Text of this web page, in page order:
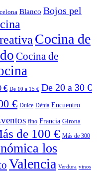
Blanco Bojos pel
Cocina de
Cocina de
€ De 10 a 15 € De 20 a 30 €
€ Dulce Dénia Encuentro
fino Francia Girona
de 100 € Más de 300
los
Valencia Verdura vinos